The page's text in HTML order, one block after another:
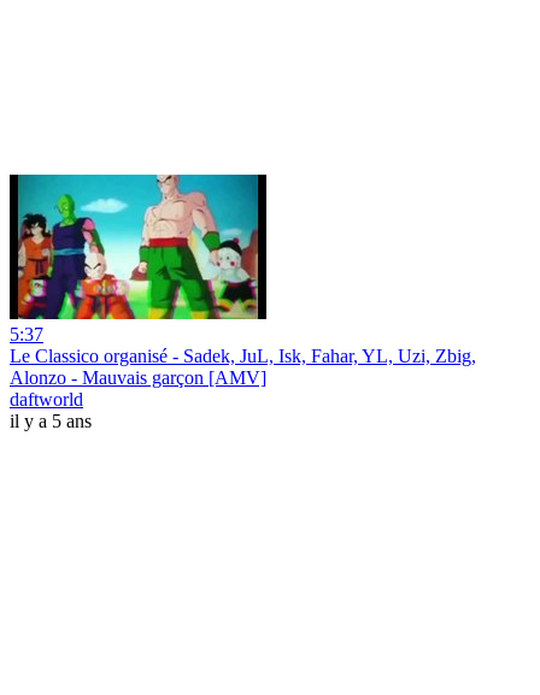
5:37
Le Classico organisé - Sadek, JuL, Isk, Fahar, YL, Uzi, Zbig,
Alonzo - Mauvais garçon [AMV]
daftworld
il y a 5 ans